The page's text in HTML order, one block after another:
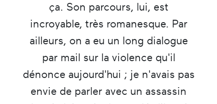
ça. Son parcours, lui, est
incroyable, très romanesque. Par
ailleurs, on a eu un long dialogue
par mail sur la violence qu'il
dénonce aujourd'hui ; je n'avais pas
envie de parler avec un assassin